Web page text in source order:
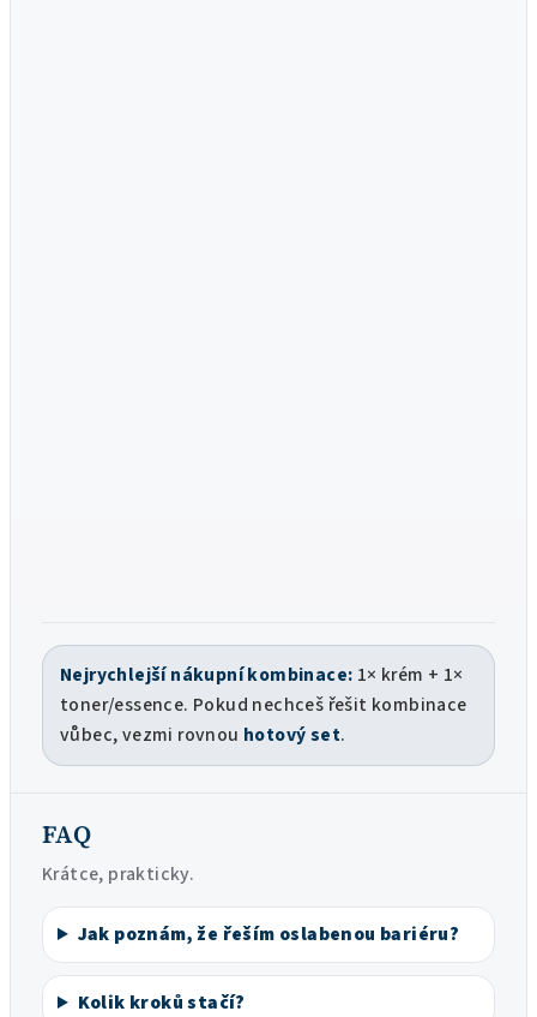
Nejrychlejší nákupní kombinace: 1× krém + 1×
toner/essence. Pokud nechceš řešit kombinace
vůbec, vezmi rovnou hotový set.
FAQ
Krátce, prakticky.
Jak poznám, že řeším oslabenou bariéru?
Kolik kroků stačí?